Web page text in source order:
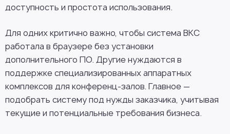
доступность и простота использования.
Для одних критично важно, чтобы система ВКС
работала в браузере без установки
дополнительного ПО. Другие нуждаются в
поддержке специализированных аппаратных
комплексов для конференц-залов. Главное —
подобрать систему под нужды заказчика, учитывая
текущие и потенциальные требования бизнеса.